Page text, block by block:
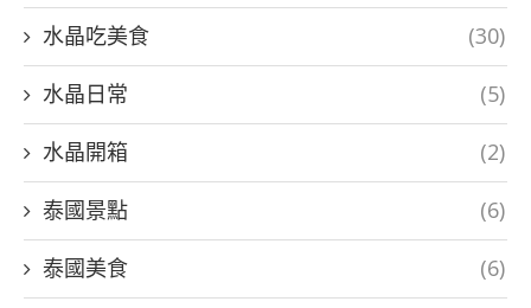
水晶吃美食 (30)
水晶日常 (5)
水晶開箱 (2)
泰國景點 (6)
泰國美食 (6)